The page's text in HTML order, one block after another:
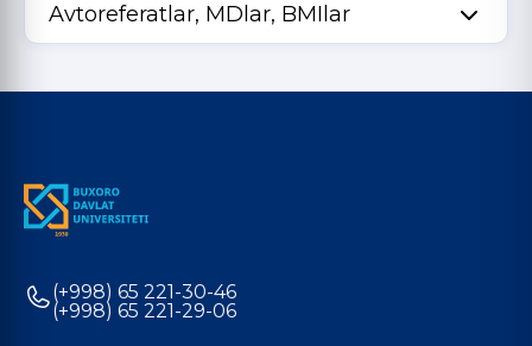
Avtoreferatlar, MDlar, BMIlar
(+998) 65 221-30-46
(+998) 65 221-29-06